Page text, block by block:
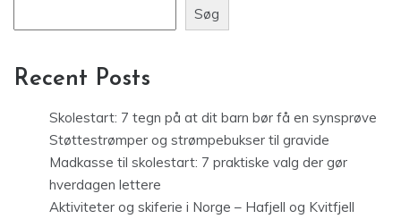
Søg
Recent Posts
Skolestart: 7 tegn på at dit barn bør få en synsprøve
Støttestrømper og strømpebukser til gravide
Madkasse til skolestart: 7 praktiske valg der gør
hverdagen lettere
Aktiviteter og skiferie i Norge – Hafjell og Kvitfjell